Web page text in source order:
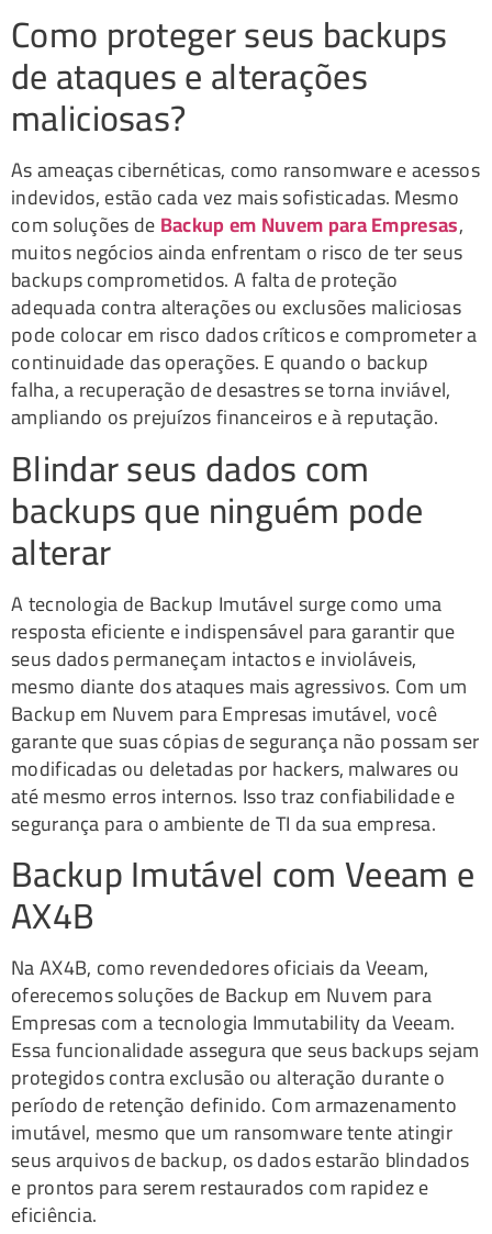
Como proteger seus backups
de ataques e alterações
maliciosas?
As ameaças cibernéticas, como ransomware e acessos
indevidos, estão cada vez mais sofisticadas. Mesmo
com soluções deBackup em Nuvem para Empresas,
muitos negócios ainda enfrentam o risco de ter seus
backups comprometidos. A falta de proteção
adequada contra alterações ou exclusões maliciosas
pode colocar em risco dados críticos e comprometer a
continuidade das operações. E quando o backup
falha, a recuperação de desastres se torna inviável,
ampliando os prejuízos financeiros e à reputação.
Blindar seus dados com
backups que ninguém pode
alterar
A tecnologia de Backup Imutável surge como uma
resposta eficiente e indispensável para garantir que
seus dados permaneçam intactos e invioláveis,
mesmo diante dos ataques mais agressivos. Com um
Backup em Nuvem para Empresas imutável, você
garante que suas cópias de segurança não possam ser
modificadas ou deletadas por hackers, malwares ou
até mesmo erros internos. Isso traz confiabilidade e
segurança para o ambiente de TI da sua empresa.
Backup Imutável com Veeam e
AX4B
Na AX4B, como revendedores oficiais da Veeam,
oferecemos soluções de Backup em Nuvem para
Empresas com a tecnologia Immutability da Veeam.
Essa funcionalidade assegura que seus backups sejam
protegidos contra exclusão ou alteração durante o
período de retenção definido. Com armazenamento
imutável, mesmo que um ransomware tente atingir
seus arquivos de backup, os dados estarão blindados
e prontos para serem restaurados com rapidez e
eficiência.